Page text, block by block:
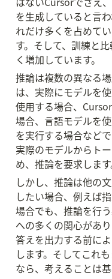
を生成していると言
れだけ多くを占めて
す。そして、訓練と
く増加しています。
推論は複数の異なる
は、実際にモデルを
使用する場合、
場合、言語モデルを
を実行する場合など
実際のモデルからト
め、推論を要求します
しかし、推論は他の
したい場合、例えば
場合でも、推論を行
への多くの関心があ
答えを出力する前に
します。そしてこれ
なら、考えることは